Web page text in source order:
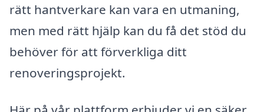
rätt hantverkare kan vara en utmaning,
men med rätt hjälp kan du få det stöd du
behöver för att förverkliga ditt
renoveringsprojekt.